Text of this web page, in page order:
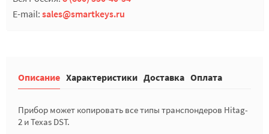
E-mail: sales@smartkeys.ru
Описание Характеристики Доставка Оплата
Прибор может копировать все типы транспондеров Hitag-
2 и Texas DST.